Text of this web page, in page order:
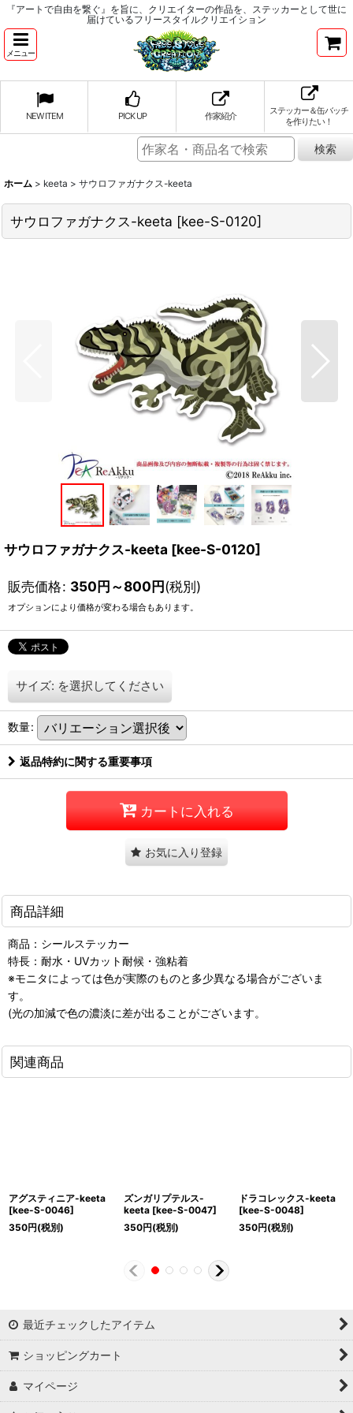
『アートで自由を繋ぐ』を旨に、クリエイターの作品を、ステッカーとして世に
届けているフリースタイルクリエイション
メニュー
NEW ITEM PICK UP 作家紹介
ステッカー＆缶バッチ
を作りたい！
ホーム > keeta > サウロファガナクス-keeta
サウロファガナクス-keeta [kee-S-0120]
サウロファガナクス-keeta [kee-S-0120]
販売価格: 350円～800円(税別)
オプションにより価格が変わる場合もあります。
サイズ: を選択してください
数量:
返品特約に関する重要事項
カートに入れる
お気に入り登録
商品詳細
商品：シールステッカー
特長：耐水・UVカット耐候・強粘着
※モニタによっては色が実際のものと多少異なる場合がございま
す。
(光の加減で色の濃淡に差が出ることがございます。
関連商品
アグスティニア-keeta
[kee-S-0046]
350円(税別)
ズンガリプテルス-
keeta [kee-S-0047]
350円(税別)
ドラコレックス-keeta
[kee-S-0048]
350円(税別)
最近チェックしたアイテム
ショッピングカート
マイページ